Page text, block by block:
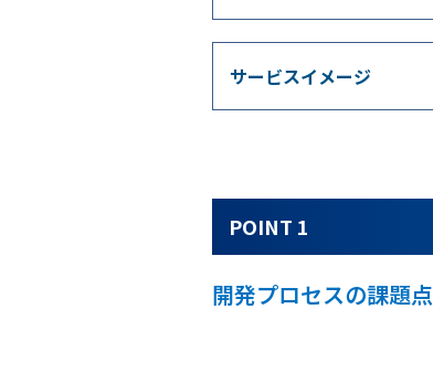
サービスイメージ
POINT 1
開発プロセスの課題点